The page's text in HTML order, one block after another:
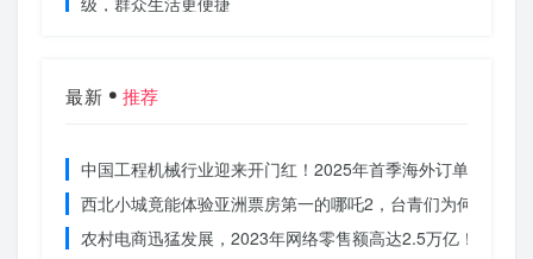
最新 推荐
中国工程机械行业迎来开门红！2025年首季海外订单激增，
西北小城竟能体验亚洲票房第一的哪吒2，台青们为何如此惊
农村电商迅猛发展，2023年网络零售额高达2.5万亿！你还在